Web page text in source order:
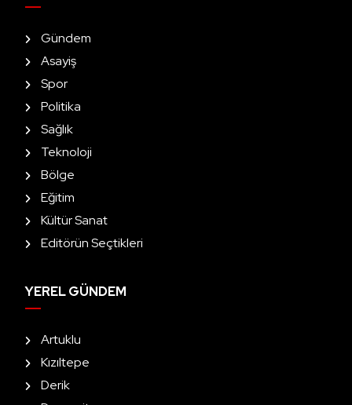
Gündem
Asayiş
Spor
Politika
Sağlık
Teknoloji
Bölge
Eğitim
Kültür Sanat
Editörün Seçtikleri
YEREL GÜNDEM
Artuklu
Kızıltepe
Derik